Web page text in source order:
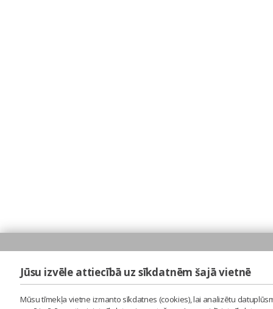
Jūsu izvēle attiecībā uz sīkdatnēm šajā vietnē
Mūsu tīmekļa vietne izmanto sīkdatnes (cookies), lai analizētu